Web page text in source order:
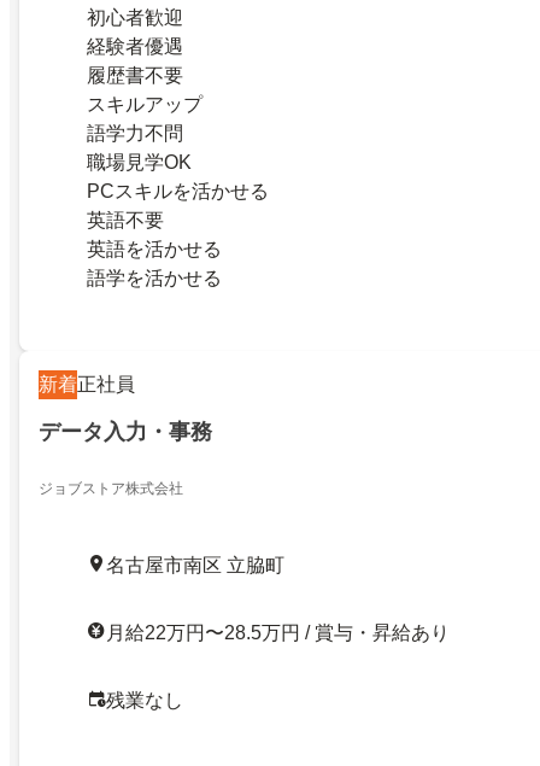
初心者歓迎
経験者優遇
履歴書不要
スキルアップ
語学力不問
職場見学OK
PCスキルを活かせる
英語不要
英語を活かせる
語学を活かせる
新着正社員
データ入力・事務
ジョブストア株式会社
名古屋市南区 立脇町
月給22万円〜28.5万円 / 賞与・昇給あり
残業なし